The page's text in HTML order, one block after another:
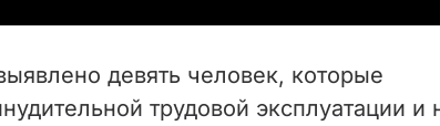
i
девять человек, которые
трудовой эксплуатации и